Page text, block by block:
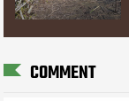
COMMENT